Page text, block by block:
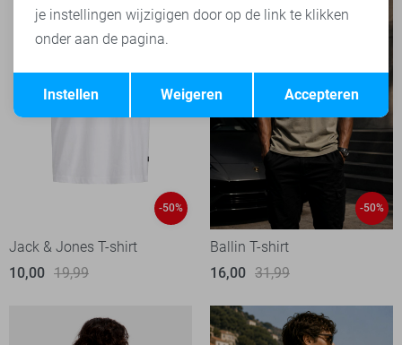
-50%
Jack & Jones T-shirt
10,00 19,99
-50%
Ballin T-shirt
16,00 31,99
Terug Opslaan
je instellingen wijzigigen door op de link te klikken
onder aan de pagina.
Accepteren
Weigeren
Instellen